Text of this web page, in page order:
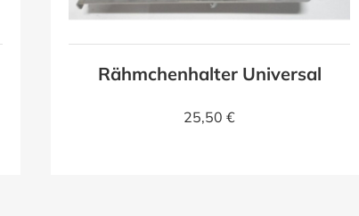
Rähmchenhalter Universal
25,50 €